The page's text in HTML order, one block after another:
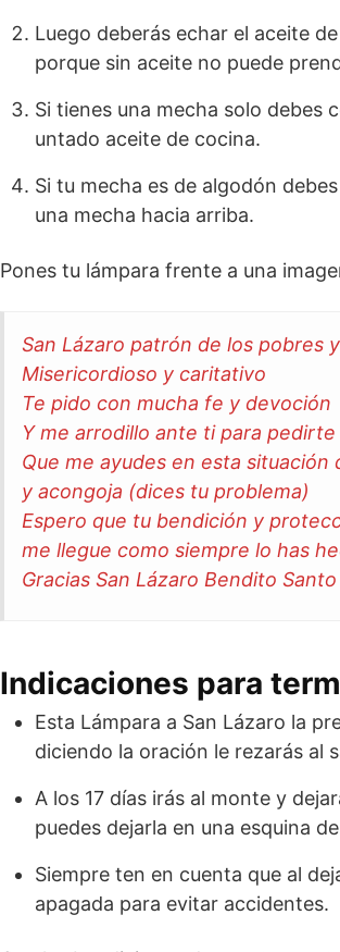
Luego deberás echar el aceite
porque sin aceite no puede
Si tienes una mecha solo debes
untado aceite de cocina.
Si tu mecha es de algodón
una mecha hacia arriba.
Pones tu lámpara frente a una
San Lázaro patrón de los pobres
Misericordioso y caritativo
Te pido con mucha fe y devoción
Y me arrodillo ante ti para pedirte
Que me ayudes en esta situación
y acongoja (dices tu problema)
Espero que tu bendición y
me llegue como siempre lo has
Gracias San Lázaro Bendito Santo
Indicaciones para
Esta Lámpara a San Lázaro la
diciendo la oración le rezarás al
A los 17 días irás al monte y
puedes dejarla en una esquina
Siempre ten en cuenta que al
apagada para evitar accidentes.